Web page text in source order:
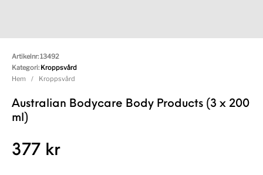
Hem / Kroppsvård
Australian Bodycare Body Products (3 x 200
ml)
377 kr
Artikelnr:13492
Kategori: Kroppsvård